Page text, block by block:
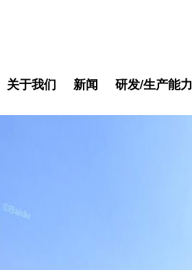
关于我们 新闻 研发/生产能力